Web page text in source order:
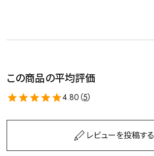
この商品の平均評価
4.80（5）
レビューを投稿する